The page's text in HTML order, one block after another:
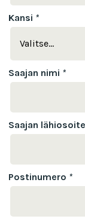
Kansi *
Saajan nimi *
Saajan lähiosoite
Postinumero *